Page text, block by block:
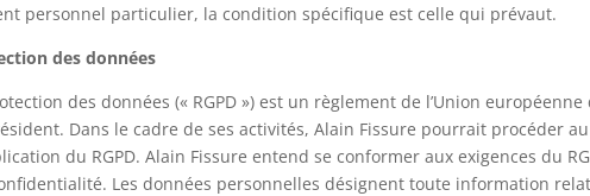
personnel particulier, la condition spécifique est celle qui prévaut.
des données
des données (« RGPD ») est un règlement de l’Union
Dans le cadre de ses activités, Alain Fissure pourrait procéder
du RGPD. Alain Fissure entend se conformer aux exigences du
Les données personnelles désignent toute information